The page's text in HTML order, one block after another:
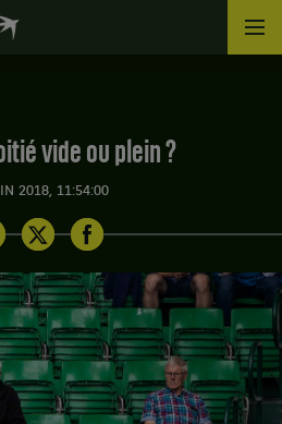
vide ou plein ?
2018, 11:54:00